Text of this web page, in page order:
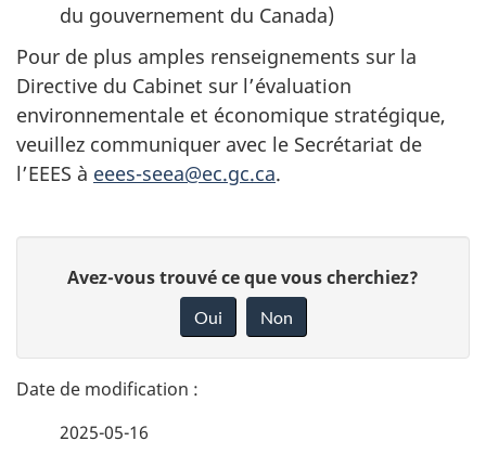
du gouvernement du Canada)
Pour de plus amples renseignements sur la
Directive du Cabinet sur l’évaluation
environnementale et économique stratégique,
veuillez communiquer avec le Secrétariat de
l’EEES à eees-seea@ec.gc.ca.
t
a
n
Avez-vous trouvé ce que vous cherchiez?
Oui Non
2025-05-16